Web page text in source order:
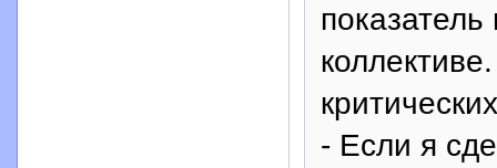
показатель
- Если я